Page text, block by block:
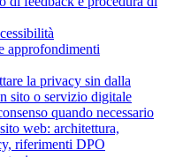
approfondimenti
la privacy sin dalla
sito o servizio digitale
quando necessario
web: architettura,
riferimenti DPO